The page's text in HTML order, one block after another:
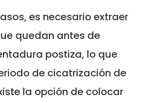
es necesario extraer
quedan antes de
postiza, lo que
de cicatrización de
la opción de colocar